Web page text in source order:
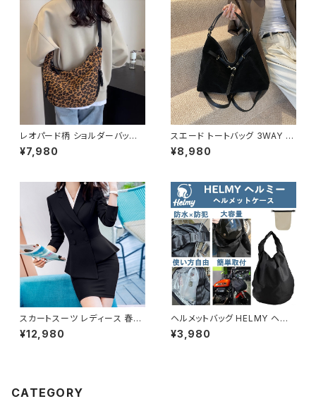
春夏 おしゃれ 人気 2色展開 K-
B0233
ムワンピース きれいめ 韓国 タ
イトニットワンピース ミモレ ひ
ざ丈ワンピース ンプル 韓国ファ
ッション OL カジュアル Vネック
深Vネック ベージュ シンプル 1
0代 20代 30代 40代 C-OSS
0078
レオパード柄 ショルダーバッグ
ワンショルダーバッグ レディース
ヒョウ柄 バッグ カジュアル 軽量
¥7,980
スエード トートバッグ 3WAY シ
ョルダーバッグ レディース バッ
グ 斜めがけ 軽量 A4収納 大容
おしゃれ 通勤通学 黒 茶色 ダー
クブラウン K-B0204
¥8,980
スカートスーツ レディース 春夏
秋冬 春 夏 秋 冬 黒 スーツ 上
下セット 2点セット ジャケット ス
ジャケット レディーススーツ 大
¥12,980
ヘルメットバッグ HELMY ヘルミ
ー ヘルメット 収納 バッグ ケー
ス 入れ 自転車 バイク フルフェ
¥3,980
CATEGORY